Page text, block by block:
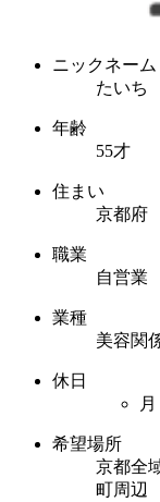
ニックネーム
たいち
年齢
55才
住まい
京都府
職業
自営業
業種
美容関
休日
月
希望場所
京都全
町周辺